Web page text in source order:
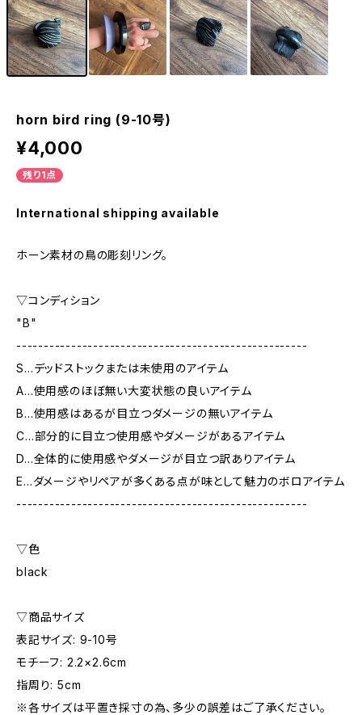
horn bird ring (9-10号)
¥4,000
残り1点
International shipping available
ホーン素材の鳥の彫刻リング。
▽コンディション
"B"
-----------------------------------------------------
S…デッドストックまたは未使用のアイテム
A…使用感のほぼ無い大変状態の良いアイテム
B…使用感はあるが目立つダメージの無いアイテム
C…部分的に目立つ使用感やダメージがあるアイテム
D…全体的に使用感やダメージが目立つ訳ありアイテム
E…ダメージやリペアが多くある点が味として魅力のボロアイテム
-----------------------------------------------------
▽色
black
▽商品サイズ
表記サイズ: 9-10号
モチーフ: 2.2×2.6cm
指周り: 5cm
※各サイズは平置き採寸の為、多少の誤差はご了承ください。